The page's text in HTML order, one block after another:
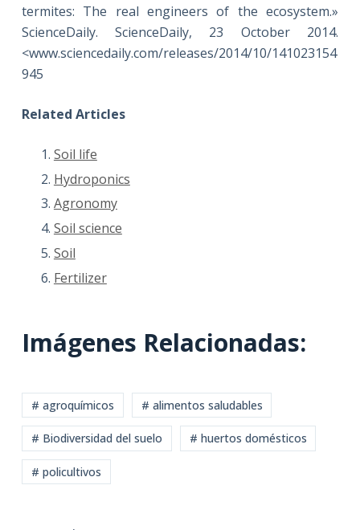
termites: The real engineers of the ecosystem.»
ScienceDaily. ScienceDaily, 23 October 2014.
<www.sciencedaily.com/releases/2014/10/141023154
945
Related Articles
Soil life
Hydroponics
Agronomy
Soil science
Soil
Fertilizer
Imágenes Relacionadas:
# agroquímicos # alimentos saludables
# Biodiversidad del suelo # huertos domésticos
# policultivos